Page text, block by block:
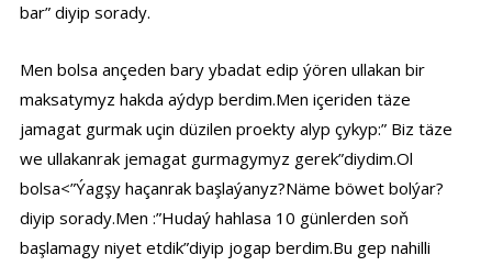
bar” diyip sorady.
Men bolsa ançeden bary ybadat edip ýören ullakan bir
maksatymyz hakda aýdyp berdim.Men içeriden täze
jamagat gurmak uçin düzilen proekty alyp çykyp:” Biz täze
we ullakanrak jemagat gurmagymyz gerek”diydim.Ol
bolsa<”Ýagşy haçanrak başlaýanyz?Näme böwet bolýar?
diyip sorady.Men :”Hudaý hahlasa 10 günlerden soň
başlamagy niyet etdik”diyip jogap berdim.Bu gep nahilli